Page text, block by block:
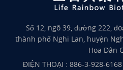
Số 12, ngõ 39, đường 222,
thành phố Nghi Lan, huyện
Hoa Dân
ĐIỆN THOẠI : 886-3-928-6168